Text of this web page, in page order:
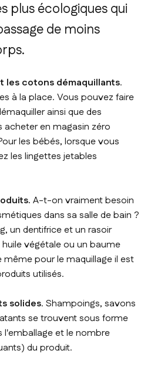
plus écologiques qui
de moins
les cotons démaquillants.
à la place. Vous pouvez faire
ainsi que des
acheter en magasin zéro
les bébés, lorsque vous
les lingettes jetables
A-t-on vraiment besoin
dans sa salle de bain ?
un dentifrice et un rasoir
végétale ou un baume
même pour le maquillage il est
utilisés.
solides. Shampoings, savons
se trouvent sous forme
l'emballage et le nombre
du produit.